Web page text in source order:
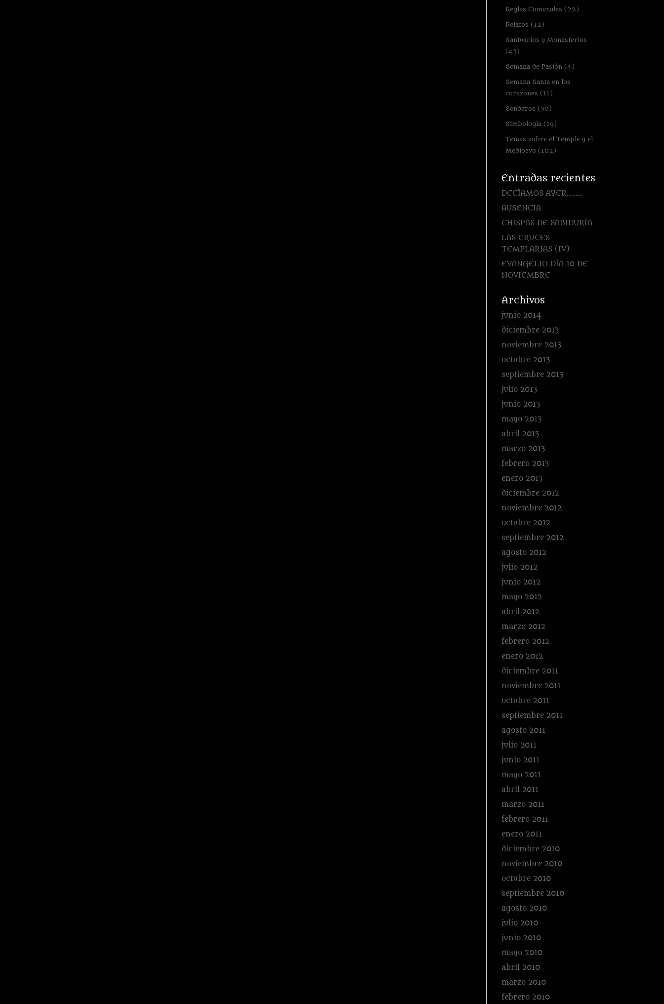
Reglas Comunales (22)
Relatos (12)
Santuarios y Monasterios
(43)
Semana de Pasión (4)
Semana Santa en los
corazones (11)
Senderos (30)
Simbología (19)
Temas sobre el Temple y el
Medioevo (102)
Entradas recientes
DECÍAMOS AYER………
AUSENCIA
CHISPAS DE SABIDURÍA
LAS CRUCES
TEMPLARIAS (IV)
EVANGELIO DÍA 10 DE
NOVIEMBRE
Archivos
junio 2014
diciembre 2013
noviembre 2013
octubre 2013
septiembre 2013
julio 2013
junio 2013
mayo 2013
abril 2013
marzo 2013
febrero 2013
enero 2013
diciembre 2012
noviembre 2012
octubre 2012
septiembre 2012
agosto 2012
julio 2012
junio 2012
mayo 2012
abril 2012
marzo 2012
febrero 2012
enero 2012
diciembre 2011
noviembre 2011
octubre 2011
septiembre 2011
agosto 2011
julio 2011
junio 2011
mayo 2011
abril 2011
marzo 2011
febrero 2011
enero 2011
diciembre 2010
noviembre 2010
octubre 2010
septiembre 2010
agosto 2010
julio 2010
junio 2010
mayo 2010
abril 2010
marzo 2010
febrero 2010